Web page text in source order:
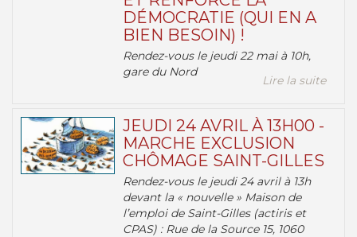
DÉMOCRATIE (QUI EN A
BIEN BESOIN) !
Rendez-vous le jeudi 22 mai à 10h,
gare du Nord
Lire la suite
JEUDI 24 AVRIL À 13H00 -
MARCHE EXCLUSION
CHÔMAGE SAINT-GILLES
Rendez-vous le jeudi 24 avril à 13h
devant la « nouvelle » Maison de
l’emploi de Saint-Gilles (actiris et
CPAS) : Rue de la Source 15, 1060